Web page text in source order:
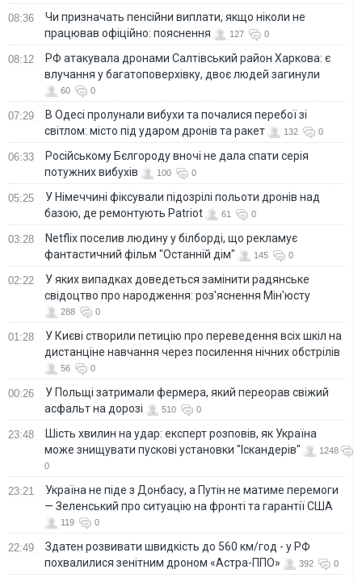
08:36
Чи призначать пенсійни виплати, якщо ніколи не
працював офіційно: пояснення
127 0
08:12
РФ атакувала дронами Салтівський район Харкова: є
влучання у багатоповерхівку, двоє людей загинули
60 0
07:29
В Одесі пролунали вибухи та почалися перебої зі
світлом: місто під ударом дронів та ракет
132 0
06:33
Російському Бєлгороду вночі не дала спати серія
потужних вибухів
100 0
05:25
У Німеччині фіксували підозрілі польоти дронів над
базою, де ремонтують Patriot
61 0
03:28
Netflix поселив людину у білборді, що рекламує
фантастичний фільм "Останній дім"
145 0
02:22
У яких випадках доведеться замінити радянське
свідоцтво про народження: роз'яснення Мін'юсту
288 0
01:28
У Києві створили петицію про переведення всіх шкіл на
дистанціне навчання через посилення нічних обстрілів
56 0
00:26
У Польщі затримали фермера, який переорав свіжий
асфальт на дорозі
510 0
23:48
Шість хвилин на удар: експерт розповів, як Україна
може знищувати пускові установки "Іскандерів"
1248
0
23:21
Україна не піде з Донбасу, а Путін не матиме перемоги
— Зеленський про ситуацію на фронті та гарантії США
119 0
22:49
Здатен розвивати швидкість до 560 км/год - у РФ
похвалилися зенітним дроном «Астра-ППО»
392 0